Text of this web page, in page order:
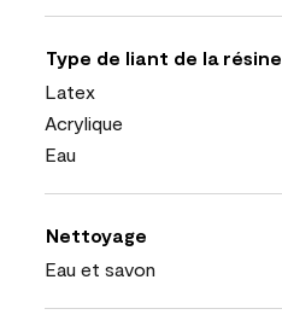
Type de liant de la résine
Latex
Acrylique
Eau
Nettoyage
Eau et savon